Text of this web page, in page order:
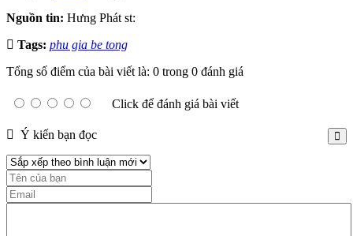
Nguồn tin: Hưng Phát st:
Tags: phu gia be tong
Tổng số điểm của bài viết là: 0 trong 0 đánh giá
Click để đánh giá bài viết
Ý kiến bạn đọc